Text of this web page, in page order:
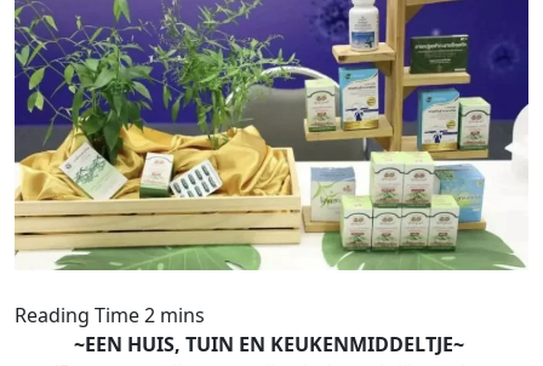
~EEN HUIS, TUIN EN KEUKENMIDDELTJE~